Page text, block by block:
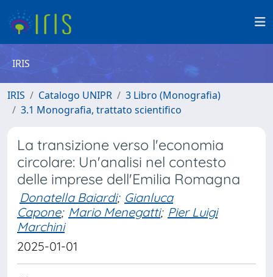
IRIS
IRIS Catalogo UNIPR
3 Libro (Monografia)
3.1 Monografia, trattato scientifico
La transizione verso l'economia
circolare: Un'analisi nel contesto
delle imprese dell'Emilia Romagna
Donatella Baiardi; Gianluca
Capone; Mario Menegatti; Pier Luigi
Marchini
2025-01-01